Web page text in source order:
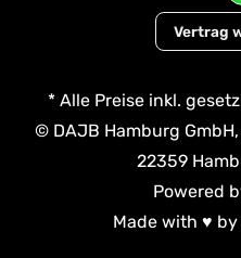
Vertrag
*Alle Preise inkl.
© DAJB Hamburg
22359
Powered
Made with ♥ by